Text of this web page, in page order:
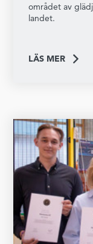
området av
landet.
LÄS MER